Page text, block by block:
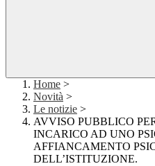
Home >
Novità >
Le notizie >
AVVISO PUBBLICO
INCARICO AD UNO
AFFIANCAMENTO
DELL’ISTITUZIONE.